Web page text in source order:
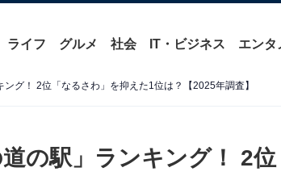
ライフ グルメ 社会 IT・ビジネス エンタ
グ！ 2位「なるさわ」を抑えた1位は？【2025年調査】
の駅」ランキング！ 2位